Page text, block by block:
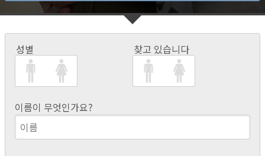
성별 찾고 있습니다
이름이 무엇인가요?